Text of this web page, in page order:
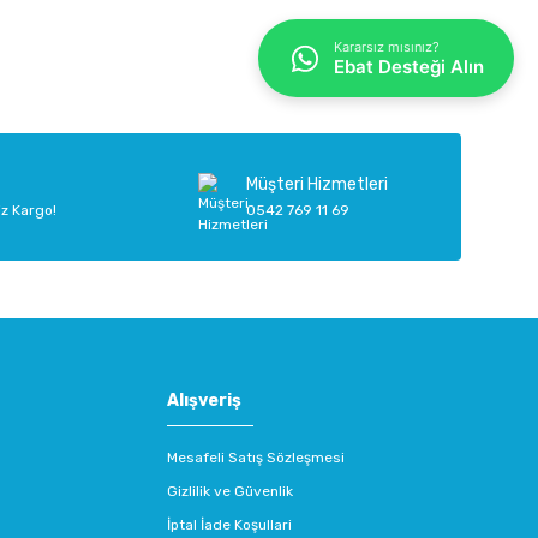
Kargo!
Müşteri Hizmetleri
0542 769 11 69
Alışveriş
Mesafeli Satış Sözleşmesi
Gizlilik ve Güvenlik
İptal İade Koşullari
Kararsız mısınız?
Ebat Desteği Alın